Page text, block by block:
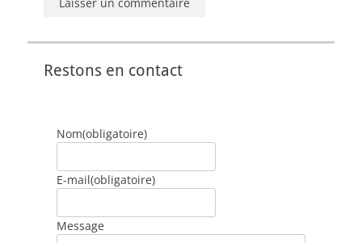
Restons en contact
Nom(obligatoire)
E-mail(obligatoire)
Message